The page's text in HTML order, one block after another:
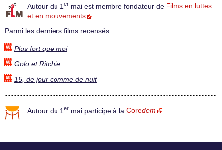
Autour du 1 er mai est membre fondateur de Films en luttes
et en mouvements
Parmi les derniers films recensés :
Plus fort que moi
Golo et Ritchie
15, de jour comme de nuit
Autour du 1 er mai participe à la Coredem